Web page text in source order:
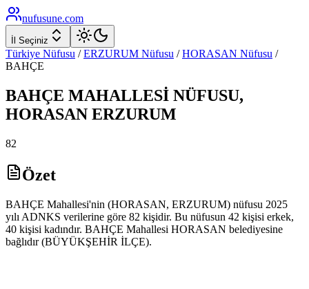
nufusune.com
İl Seçiniz
Türkiye Nüfusu / ERZURUM Nüfusu / HORASAN Nüfusu /
BAHÇE
BAHÇE MAHALLESİ NÜFUSU,
HORASAN ERZURUM
82
Özet
BAHÇE Mahallesi'nin (HORASAN, ERZURUM) nüfusu 2025
yılı ADNKS verilerine göre 82 kişidir. Bu nüfusun 42 kişisi erkek,
40 kişisi kadındır. BAHÇE Mahallesi HORASAN belediyesine
bağlıdır (BÜYÜKŞEHİR İLÇE).